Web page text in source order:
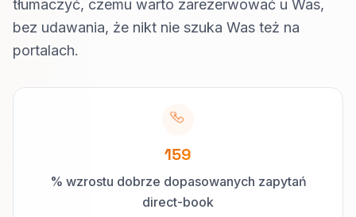
tłumaczyć, czemu warto zarezerwować u Was,
bez udawania, że nikt nie szuka Was też na
portalach.
159
% wzrostu dobrze dopasowanych zapytań
direct-book